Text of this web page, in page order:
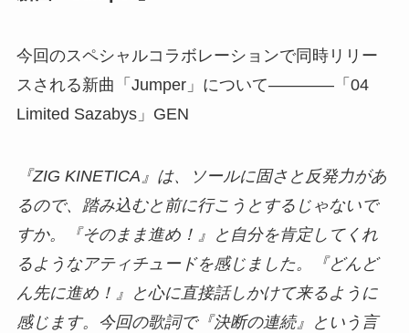
今回のスペシャルコラボレーションで同時リリー
スされる新曲「Jumper」について――――「04
Limited Sazabys」GEN
『ZIG KINETICA』は、ソールに固さと反発力があ
るので、踏み込むと前に行こうとするじゃないで
すか。『そのまま進め！』と自分を肯定してくれ
るようなアティチュードを感じました。『どんど
ん先に進め！』と心に直接話しかけて来るように
感じます。今回の歌詞で『決断の連続』という言